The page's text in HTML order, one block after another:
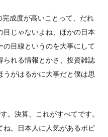
成度が高いことって、だれ
じゃないよね、ほかの日本
目線というのを大事にして
られる情報とかさ、投資雑誌
がはるかに大事だと僕は思
。決算、これがすべてです。
ね。日本人に人気があるポピ